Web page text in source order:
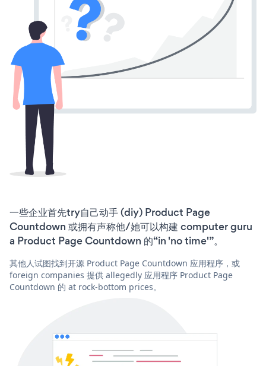
一些企业首先try自己动手 (diy) Product Page
Countdown 或拥有声称他/她可以构建 computer guru
a Product Page Countdown 的“in 'no time'”。
其他人试图找到开源 Product Page Countdown 应用程序，或
foreign companies 提供 allegedly 应用程序 Product Page
Countdown 的 at rock-bottom prices。